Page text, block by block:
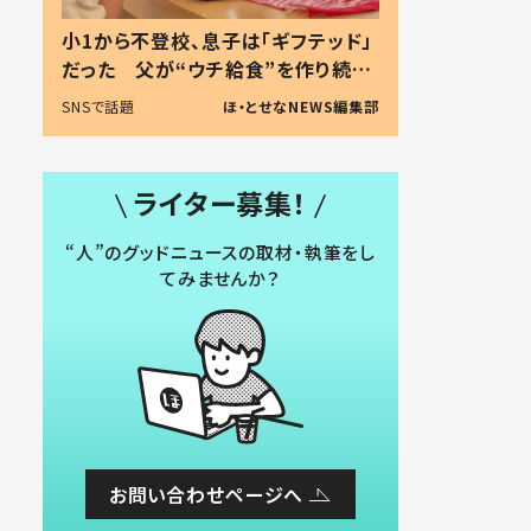
小1から不登校、息子は「ギフテッド」
だった 父が“ウチ給食”を作り続け
る理由とは #令和の親 #令和の子
SNSで話題 ほ・とせなNEWS編集部
ライター募集！
“人”のグッドニュースの取材・執筆をし
てみませんか？
お問い合わせページへ